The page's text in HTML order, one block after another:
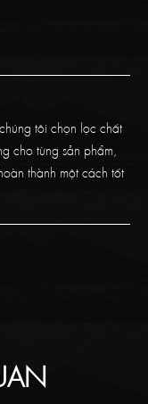
tôi chọn lọc chất
cho từng sản phẩm,
thành một cách tốt